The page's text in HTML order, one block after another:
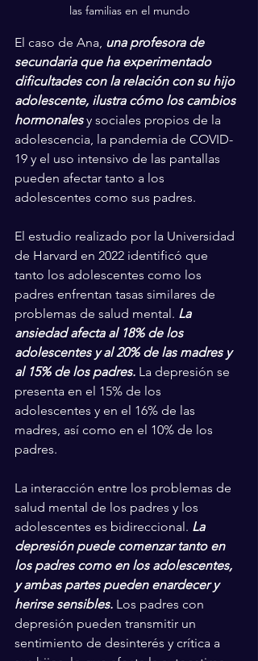
las familias en el mundo
El caso de Ana, una profesora de
secundaria que ha experimentado
dificultades con la relación con su hijo
adolescente, ilustra cómo los cambios
hormonales y sociales propios de la
adolescencia, la pandemia de COVID-
19 y el uso intensivo de las pantallas
pueden afectar tanto a los
adolescentes como sus padres.
El estudio realizado por la Universidad
de Harvard en 2022 identificó que
tanto los adolescentes como los
padres enfrentan tasas similares de
problemas de salud mental. La
ansiedad afecta al 18% de los
adolescentes y al 20% de las madres y
al 15% de los padres. La depresión se
presenta en el 15% de los
adolescentes y en el 16% de las
madres, así como en el 10% de los
padres.
La interacción entre los problemas de
salud mental de los padres y los
adolescentes es bidireccional. La
depresión puede comenzar tanto en
los padres como en los adolescentes,
y ambas partes pueden enardecer y
herirse sensibles. Los padres con
depresión pueden transmitir un
sentimiento de desinterés y crítica a